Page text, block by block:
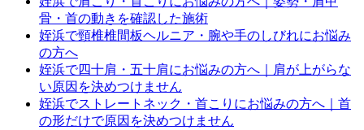
骨・首の動きを確認した施術
姪浜で頸椎椎間板ヘルニア・腕や手のしびれにお悩み
の方へ
姪浜で四十肩・五十肩にお悩みの方へ｜肩が上がらな
い原因を決めつけません
姪浜でストレートネック・首こりにお悩みの方へ｜首
の形だけで原因を決めつけません